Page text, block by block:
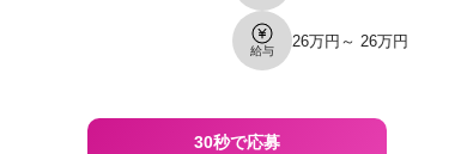
給与
26万円～ 26万円
30秒で応募